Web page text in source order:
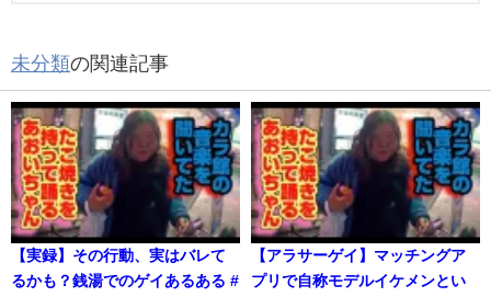
未分類の関連記事
【実録】その行動、実はバレて
るかも？銭湯でのゲイあるある #
【アラサーゲイ】マッチングア
プリで自称モデルイケメンとい